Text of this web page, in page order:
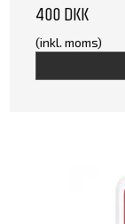
400 DKK
(inkl. moms)